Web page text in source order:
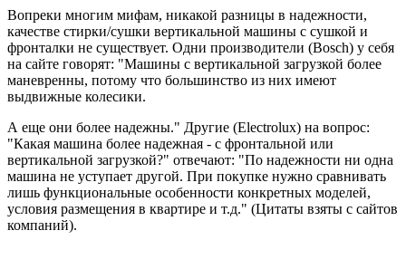
Вопреки многим мифам, никакой разницы в надежности,
качестве стирки/сушки вертикальной машины с сушкой и
фронталки не существует. Одни производители (Bosch) у себя
на сайте говорят: "Машины с вертикальной загрузкой более
маневренны, потому что большинство из них имеют
выдвижные колесики.
А еще они более надежны." Другие (Electrolux) на вопрос:
"Какая машина более надежная - с фронтальной или
вертикальной загрузкой?" отвечают: "По надежности ни одна
машина не уступает другой. При покупке нужно сравнивать
лишь функциональные особенности конкретных моделей,
условия размещения в квартире и т.д." (Цитаты взяты с сайтов
компаний).